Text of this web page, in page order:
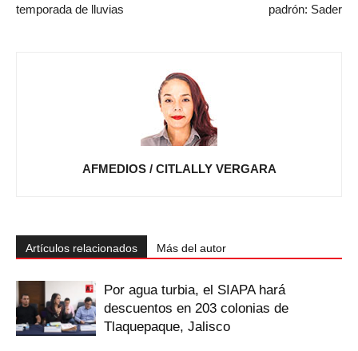
temporada de lluvias
padrón: Sader
AFMEDIOS / CITLALLY VERGARA
Artículos relacionados Más del autor
Por agua turbia, el SIAPA hará
descuentos en 203 colonias de
Tlaquepaque, Jalisco